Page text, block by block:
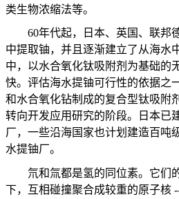
类生物浓缩法等。
60年代起，日本、英国、联邦
中提取铀，并且逐渐建立了从海水
中，以水合氧化钛吸附剂为基础的
快。评估海水提铀可行性的依据之
和水合氧化钻制成的复合型钛吸附
转向开发应用研究的阶段。日本已
厂，一些沿海国家也计划建造百吨
水提铀厂。
氘和氚都是氢的同位素。它们
下，互相碰撞聚合成较重的原子核